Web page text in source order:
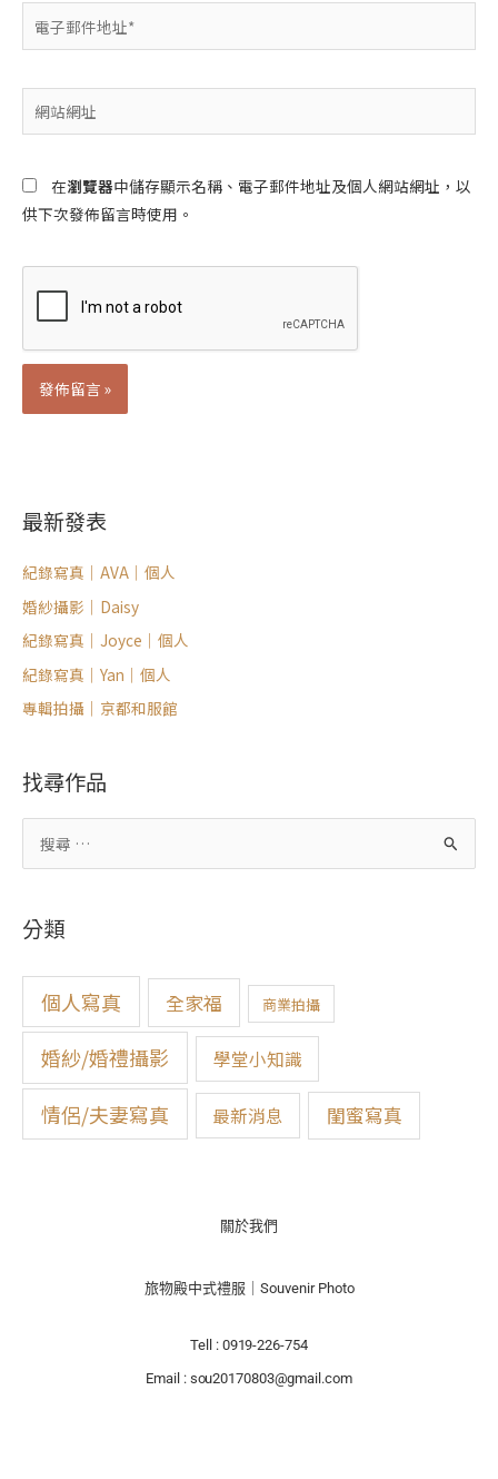
地
*
址
在瀏覽器中儲存顯示名稱、電子郵件地址及個人網站網址，以
供下次發佈留言時使用。
最新發表
紀錄寫真｜AVA｜個人
婚紗攝影｜Daisy
紀錄寫真｜Joyce｜個人
紀錄寫真｜Yan｜個人
專輯拍攝｜京都和服館
找尋作品
尋
鍵
分類
個人寫真 全家福 商業拍攝
婚紗/婚禮攝影 學堂小知識
情侶/夫妻寫真 最新消息 閨蜜寫真
關於我們
旅物殿中式禮服｜Souvenir Photo
Tell : 0919-226-754
Email : sou20170803@gmail.com